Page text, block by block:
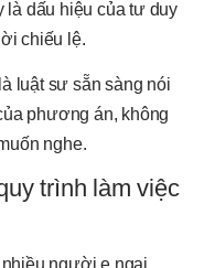
dấu hiệu của tư duy
chiếu lệ.
luật sư sẵn sàng nói
phương án, không
nghe.
trình làm việc